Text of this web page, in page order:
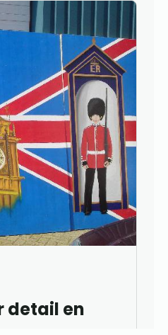
detail en